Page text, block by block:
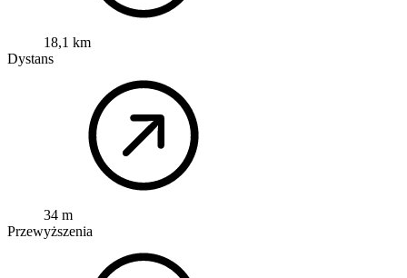
18,1 km
Dystans
34 m
Przewyższenia